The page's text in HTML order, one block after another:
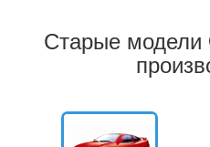
Старые модели